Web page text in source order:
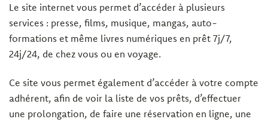
Le site internet vous permet d’accéder à plusieurs
services : presse, films, musique, mangas, auto-
formations et même livres numériques en prêt 7j/7,
24j/24, de chez vous ou en voyage.
Ce site vous permet également d’accéder à votre compte
adhérent, afin de voir la liste de vos prêts, d’effectuer
une prolongation, de faire une réservation en ligne, une